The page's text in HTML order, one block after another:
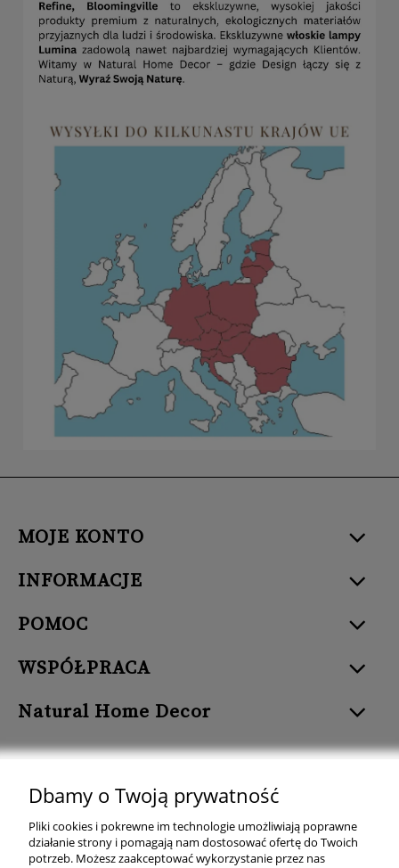
MOJE KONTO
INFORMACJE
POMOC
WSPÓŁPRACA
Natural Home Decor
Natural Home Decor | E-mail: sklep at naturalhomedecor.pl | Tel.:
507 707 299 | NIP: 7971800592 | REGON: 381429127
Dbamy o Twoją prywatność
Pliki cookies i pokrewne im technologie umożliwiają poprawne
działanie strony i pomagają nam dostosować ofertę do Twoich
potrzeb. Możesz zaakceptować wykorzystanie przez nas